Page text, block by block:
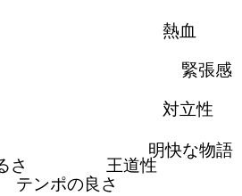
熱血
緊張感
対立性
明快な物語
王道性
テンポの良さ
さ